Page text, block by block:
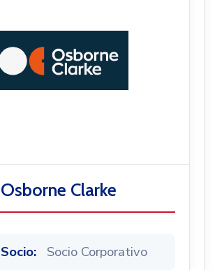
Osborne Clarke
Socio Corporativo